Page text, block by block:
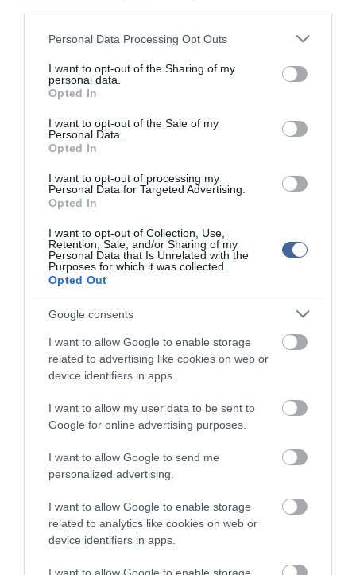
Please note that this website/app uses one or more Google
not limited to your visit or usage behaviour. You may click to
grant or deny consent to Google and its third-party tags to
use your data for below specified purposes in below Google
consent section.
Personal Data Processing Opt Outs
I want to opt-out of the Sharing of my
personal data.
Opted In
I want to opt-out of the Sale of my
Personal Data.
Opted In
I want to opt-out of processing my
Personal Data for Targeted Advertising.
Opted In
I want to opt-out of Collection, Use,
Retention, Sale, and/or Sharing of my
Personal Data that Is Unrelated with the
Purposes for which it was collected.
Opted Out
Google consents
I want to allow Google to enable storage
related to advertising like cookies on web or
device identifiers in apps.
I want to allow my user data to be sent to
Google for online advertising purposes.
I want to allow Google to send me
personalized advertising.
I want to allow Google to enable storage
related to analytics like cookies on web or
device identifiers in apps.
Kapcsolódó írások:
Dél-Irak, Egyiptom: merényletek sorozata, halottakkal
Ez történt Egyiptomban-Összefoglaló
Egyiptomnak újra van külügyminisztere
Egyiptom - Washingtont is nyugtalanítják a letartóztatások
Tüntetők tízezrei gyülekeznek egy kairói mecsetnél - KÉPEK
Figyelem! A cikkhez hozzáfűzött hozzászólások nem a
tartalmazzák.
Kérjük, kulturáltan, mások személyiségi jogainak és jó hírnevének tiszteletben
ma.hu legfrissebb hírei:
Szomjazó gólyának adott inni egy férfi Tiszakécskénél -
Megható felvétel: elpusztult borját vitte magával egy